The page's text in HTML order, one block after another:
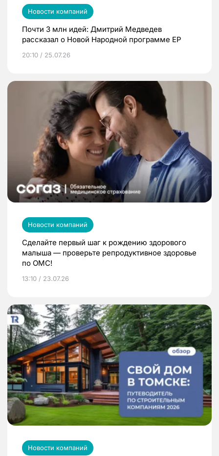
Новости компаний
Почти 3 млн идей: Дмитрий Медведев
рассказал о Новой Народной программе ЕР
20:10 / 25.07.26
Новости компаний
Сделайте первый шаг к рождению здорового
малыша — проверьте репродуктивное здоровье
по ОМС!
13:10 / 23.07.26
Новости компаний